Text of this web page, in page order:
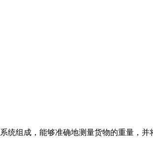
组成，能够准确地测量货物的重量，